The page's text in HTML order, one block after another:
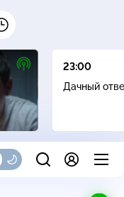
16+
23:00
Дачный